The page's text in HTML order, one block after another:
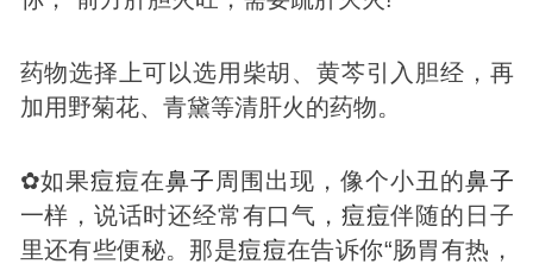
药物选择上可以选用柴胡、黄芩引入胆经，再
加用野菊花、青黛等清肝火的药物。
✿如果痘痘在鼻子周围出现，像个小丑的鼻子
一样，说话时还经常有口气， 痘痘伴随的日子
里还有些便秘。那是痘痘在告诉你“肠胃有热，